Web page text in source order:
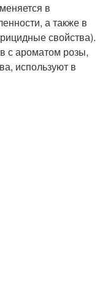
в
а также в
свойства).
с ароматом розы,
используют в